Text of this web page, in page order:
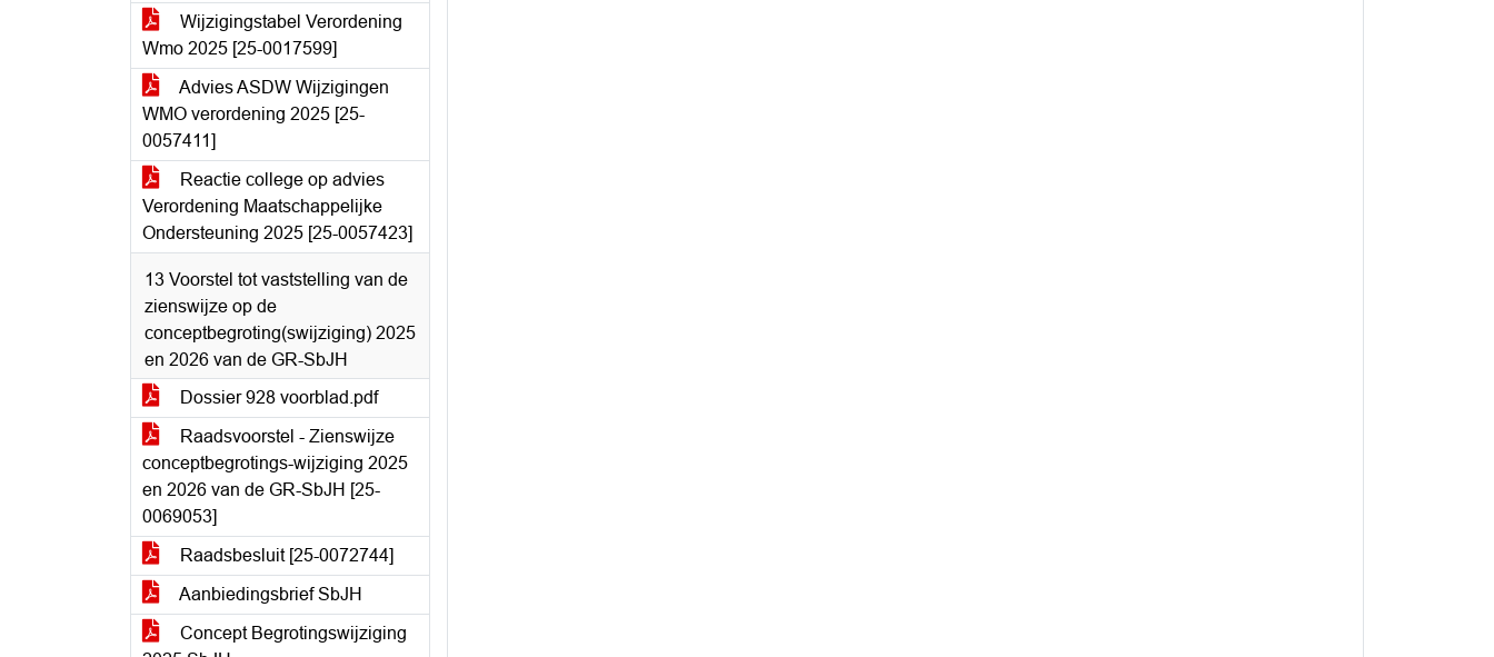
Wijzigingstabel Verordening
Wmo 2025 [25-0017599]
Advies ASDW Wijzigingen
WMO verordening 2025 [25-
0057411]
Reactie college op advies
Verordening Maatschappelijke
Ondersteuning 2025 [25-0057423]
13 Voorstel tot vaststelling van de
zienswijze op de
conceptbegroting(swijziging) 2025
en 2026 van de GR-SbJH
Dossier 928 voorblad.pdf
Raadsvoorstel - Zienswijze
conceptbegrotings-wijziging 2025
en 2026 van de GR-SbJH [25-
0069053]
Raadsbesluit [25-0072744]
Aanbiedingsbrief SbJH
Concept Begrotingswijziging